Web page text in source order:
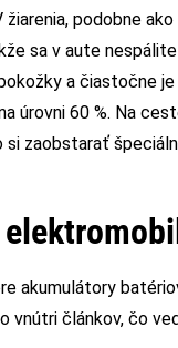
podobne
sa v aute
a čiastočne
úrovni 60 %. Na
zaobstarať
akumulátory
článkov, čo